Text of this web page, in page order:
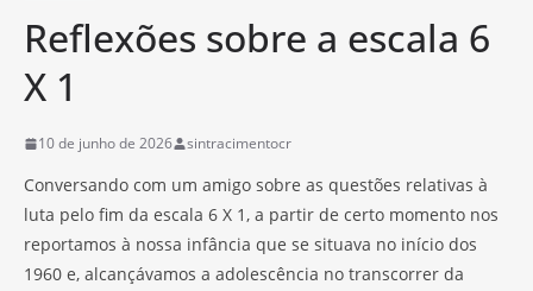
Reflexões sobre a escala 6
X 1
10 de junho de 2026 sintracimentocr
Conversando com um amigo sobre as questões relativas à
luta pelo fim da escala 6 X 1, a partir de certo momento nos
reportamos à nossa infância que se situava no início dos
1960 e, alcançávamos a adolescência no transcorrer da